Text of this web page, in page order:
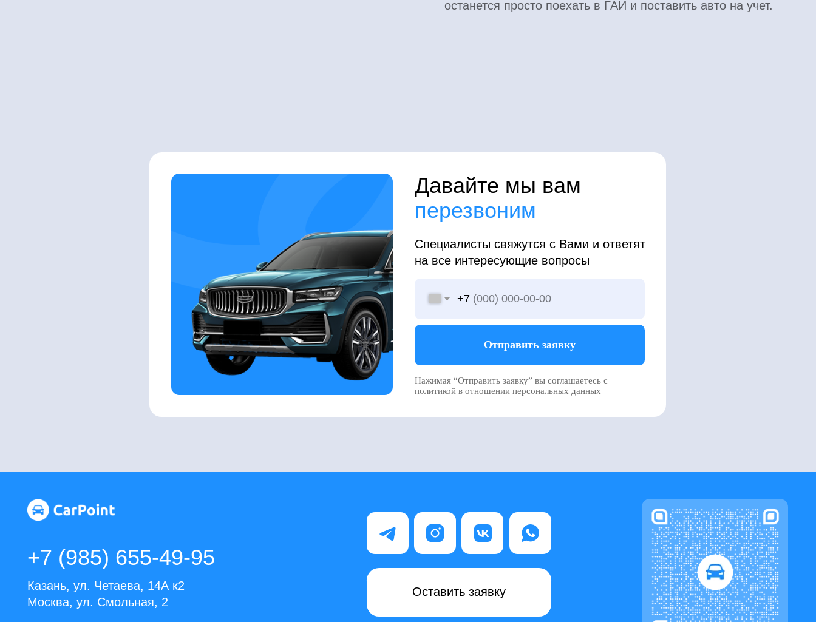
на все интересующие вопросы
+7
Отправить заявку
Нажимая “Отправить заявку” вы соглашаетесь с
политикой в отношении персональных данных
Казань, ул. Четаева, 14А к2
Нажимая «Оставить заявку», вы
соглашаетесь с
политикой обработки
персональных данных
*Instagram принадлежит Meta, признанной
экстремистской и запрещённой на территории РФ